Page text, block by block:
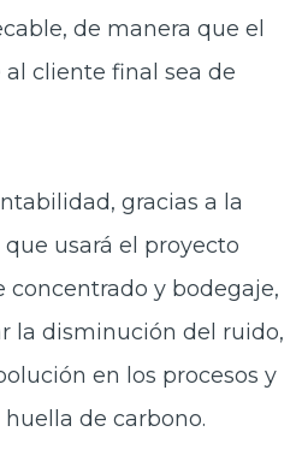
de manera que el
cliente final sea de
gracias a la
usará el proyecto
concentrado y bodegaje,
la disminución del ruido,
en los procesos y
de carbono.